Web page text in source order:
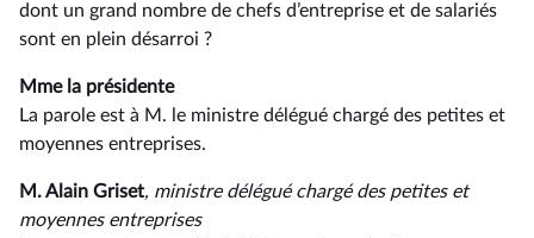
dont un grand nombre de chefs d’entreprise et de salariés
sont en plein désarroi ?
Mme la présidente
La parole est à M. le ministre délégué chargé des petites et
moyennes entreprises.
M. Alain Griset, ministre délégué chargé des petites et
moyennes entreprises